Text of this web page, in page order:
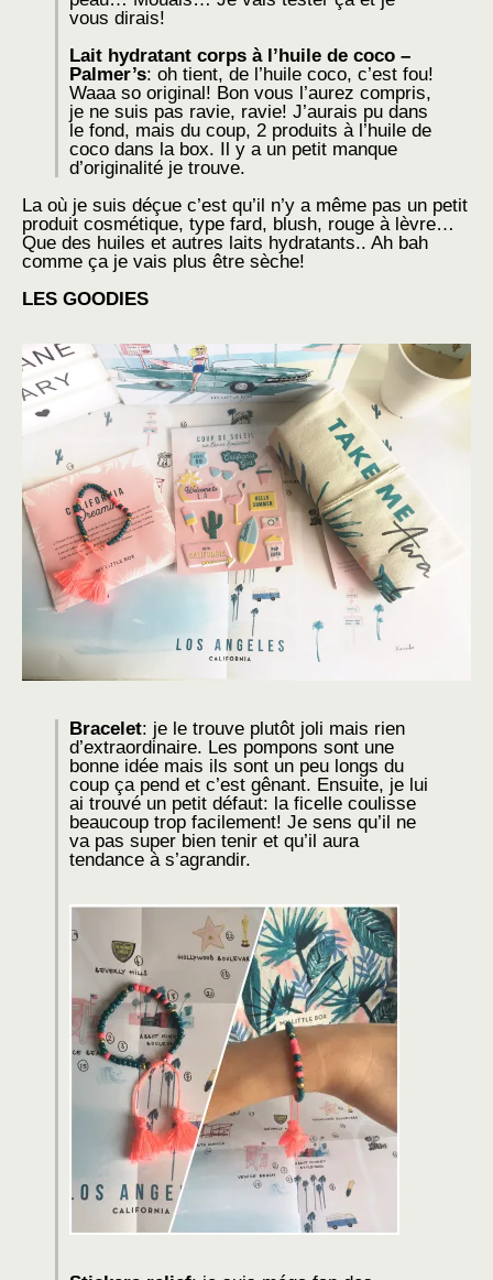
vous dirais!
Lait hydratant corps à l’huile de coco –
Palmer’s: oh tient, de l’huile coco, c’est fou!
Waaa so original! Bon vous l’aurez compris,
je ne suis pas ravie, ravie! J’aurais pu dans
le fond, mais du coup, 2 produits à l’huile de
coco dans la box. Il y a un petit manque
d’originalité je trouve.
La où je suis déçue c’est qu’il n’y a même pas un petit
produit cosmétique, type fard, blush, rouge à lèvre…
Que des huiles et autres laits hydratants.. Ah bah
comme ça je vais plus être sèche!
LES GOODIES
Bracelet: je le trouve plutôt joli mais rien
d’extraordinaire. Les pompons sont une
bonne idée mais ils sont un peu longs du
coup ça pend et c’est gênant. Ensuite, je lui
ai trouvé un petit défaut: la ficelle coulisse
beaucoup trop facilement! Je sens qu’il ne
va pas super bien tenir et qu’il aura
tendance à s’agrandir.